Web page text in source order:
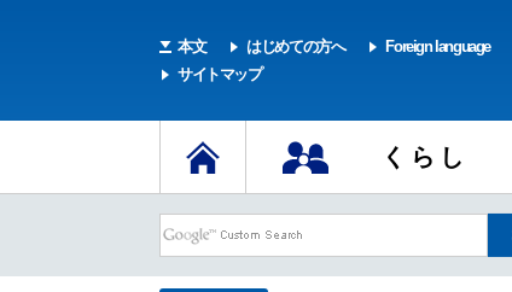
本文 はじめての方へ
Foreign language
サイトマップ
くらし